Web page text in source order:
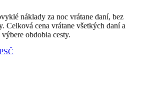
náklady za noc vrátane daní, bez
Celková cena vrátane všetkých daní a
obdobia cesty.